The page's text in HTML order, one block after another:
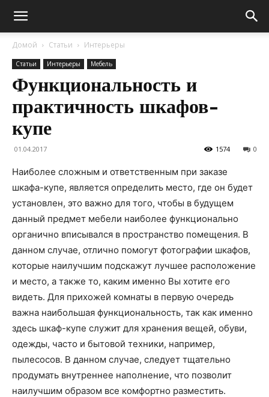
Домой Статьи Интерьеры
Статьи Интерьеры Мебель
Функциональность и
практичность шкафов-
купе
01.04.2017 0
1574
Наиболее сложным и ответственным при заказе
шкафа-купе, является определить место, где он будет
установлен, это важно для того, чтобы в будущем
данный предмет мебели наиболее функционально
органично вписывался в пространство помещения. В
данном случае, отлично помогут фотографии шкафов,
которые наилучшим подскажут лучшее расположение
и место, а также то, каким именно Вы хотите его
видеть. Для прихожей комнаты в первую очередь
важна наибольшая функциональность, так как именно
здесь шкаф-купе служит для хранения вещей, обуви,
одежды, часто и бытовой техники, например,
пылесосов. В данном случае, следует тщательно
продумать внутреннее наполнение, что позволит
наилучшим образом все комфортно разместить.